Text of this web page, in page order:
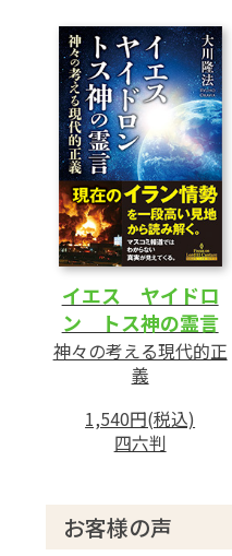
イエス ヤイドロ
ン トス神の霊言
神々の考える現代的正
義
1,540円(税込)
四六判
お客様の声